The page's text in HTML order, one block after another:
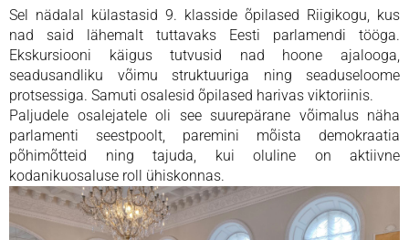
Sel nädalal külastasid 9. klasside õpilased Riigikogu, kus
nad said lähemalt tuttavaks Eesti parlamendi tööga.
Ekskursiooni käigus tutvusid nad hoone ajalooga,
seadusandliku võimu struktuuriga ning seaduseloome
protsessiga. Samuti osalesid õpilased harivas viktoriinis.
Paljudele osalejatele oli see suurepärane võimalus näha
parlamenti seestpoolt, paremini mõista demokraatia
põhimõtteid ning tajuda, kui oluline on aktiivne
kodanikuosaluse roll ühiskonnas.